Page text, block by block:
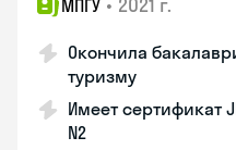
МПГУ
Окончила
туризму
Имеет сертификат
N2